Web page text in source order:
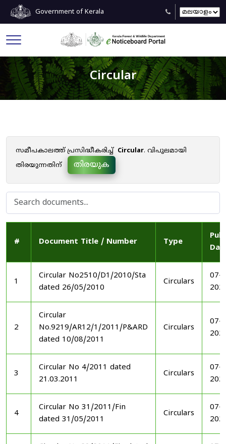
Government of Kerala
Circular
സമീപകാലത്ത് പ്രസിദ്ധീകരിച്ച് Circular. വിപുലമായി
തിരയുന്നതിന്
തിരയുക
# Document Title / Number Type
1
Circular No2510/D1/2010/Sta
dated 26/05/2010
Circulars
07-
2
Circular
No.9219/AR12/1/2011/P&ARD
dated 10/08/2011
Circulars
07-
3
Circular No 4/2011 dated
21.03.2011
Circulars
07-
4
Circular No 31/2011/Fin
dated 31/05/2011
Circulars
07-